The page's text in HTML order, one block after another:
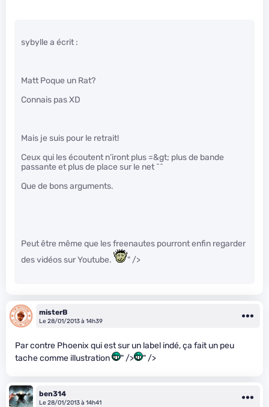
sybylle a écrit :
Matt Poque un Rat?
Connais pas XD
Mais je suis pour le retrait!
Ceux qui les écoutent n’iront plus =&gt; plus de bande
passante et plus de place sur le net ^^
Que de bons arguments.
Peut être même que les freenautes pourront enfin regarder
des vidéos sur Youtube.
" />
misterB
Le 28/01/2013 à 14h39
Par contre Phoenix qui est sur un label indé, ça fait un peu
tache comme illustration
" /> " />
ben314
Le 28/01/2013 à 14h41